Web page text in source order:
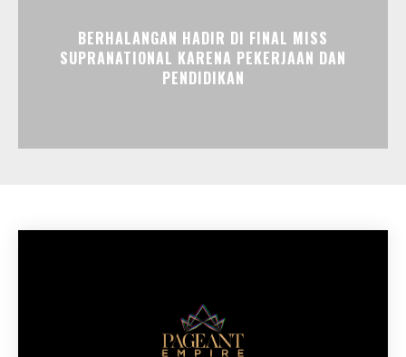
BERHALANGAN HADIR DI FINAL MISS
SUPRANATIONAL KARENA PEKERJAAN DAN
PENDIDIKAN